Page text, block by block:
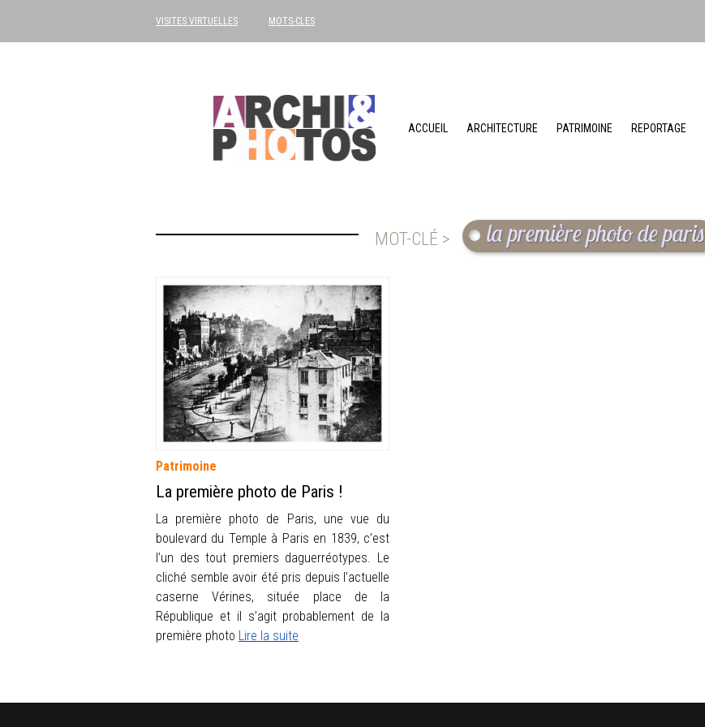
VISITES VIRTUELLES MOTS-CLES
ACCUEIL ARCHITECTURE PATRIMOINE REPORTAGE
MOT-CLÉ > la première photo de paris
Patrimoine
La première photo de Paris !
La première photo de Paris, une vue du
boulevard du Temple à Paris en 1839, c’est
l’un des tout premiers daguerréotypes. Le
cliché semble avoir été pris depuis l’actuelle
caserne Vérines, située place de la
République et il s’agit probablement de la
première photo Lire la suite